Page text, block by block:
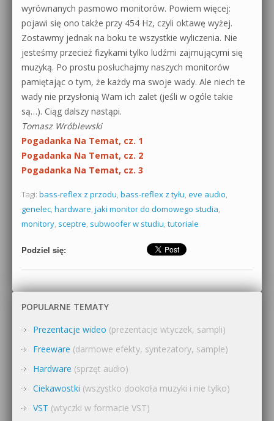
wyrównanych pasmowo monitorów. Powiem więcej:
pojawi się ono także przy 454 Hz, czyli oktawę wyżej.
Zostawmy jednak na boku te wszystkie wyliczenia. Nie
jesteśmy przecież fizykami tylko ludźmi zajmującymi się
muzyką. Po prostu posłuchajmy naszych monitorów
pamiętając o tym, że każdy ma swoje wady. Ale niech te
wady nie przysłonią Wam ich zalet (jeśli w ogóle takie
są…). Ciąg dalszy nastąpi.
Tomasz Wróblewski
Pogadanka Na Temat, cz. 1
Pogadanka Na Temat, cz. 2
Pogadanka Na Temat, cz. 3
Tagi: bass-reflex z przodu, bass-reflex z tyłu, eve audio,
genelec, hardware, jaki monitor do domowego studia,
monitory, sceptre, subwoofer w studiu, tutoriale
Podziel się:
POPULARNE TEMATY
Prezentacje wideo (prezentacje wtyczek, sampli)
Freeware (darmowe efekty, syntezatory, sample)
Hardware (sprzęt audio)
Ciekawostki (wszystko dookoła muzyki i nie tylko)
VST (wtyczki w formacie VST)